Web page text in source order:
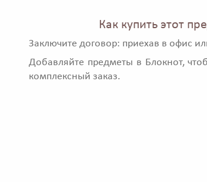
Как купить этот
Заключите договор: приехав в офис
Добавляйте предметы в Блокнот,
комплексный заказ.